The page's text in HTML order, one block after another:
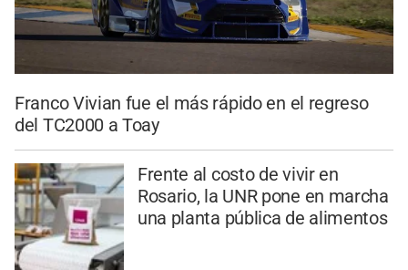
Franco Vivian fue el más rápido en el regreso
del TC2000 a Toay
Frente al costo de vivir en
Rosario, la UNR pone en marcha
una planta pública de alimentos